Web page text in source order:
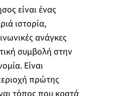
είναι ένας
ιστορία,
ανάγκες
συμβολή στην
Είναι
πρώτης